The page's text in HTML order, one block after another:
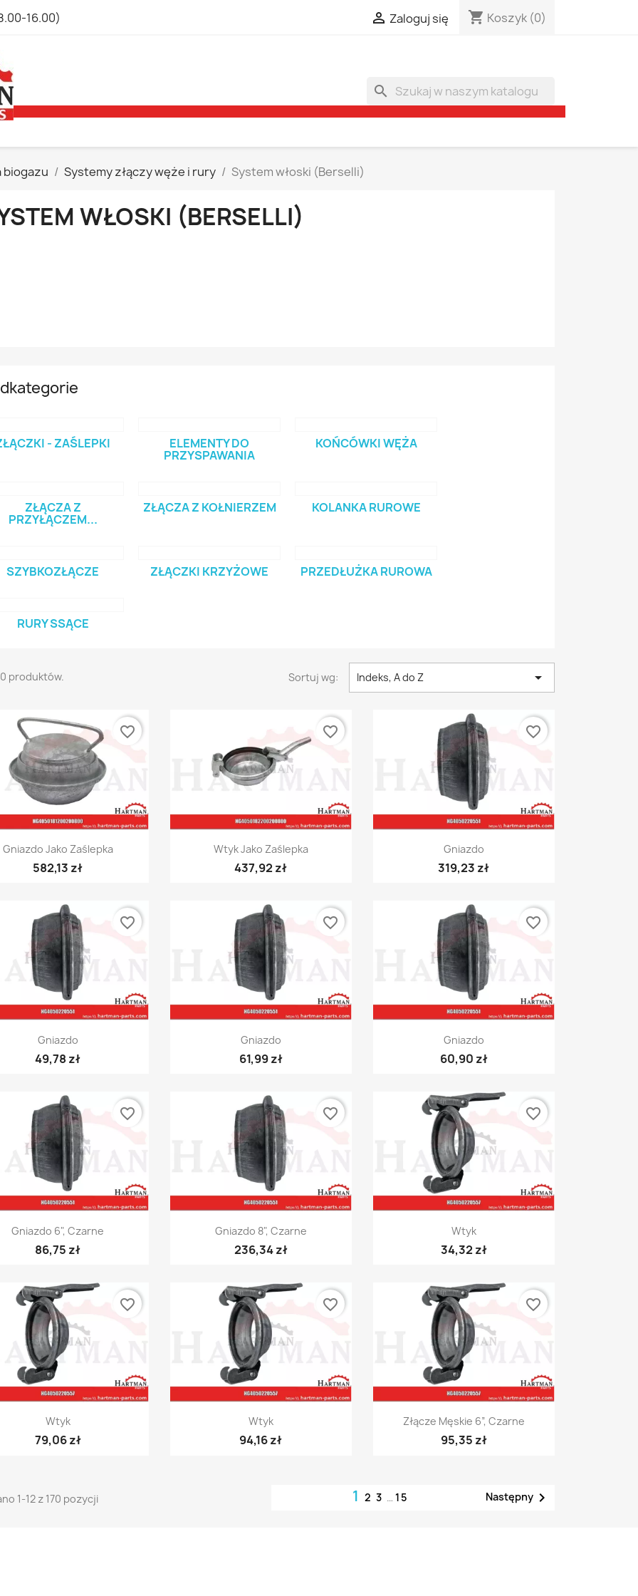
16.00)  Zaloguj się shopping_cart Koszyk (0)
search
biogazu Systemy złączy węże i rury System włoski (Berselli)
WŁOSKI (BERSELLI)
- ZAŚLEPKI ELEMENTY DO
PRZYSPAWANIA
KOŃCÓWKI WĘŻA
ZŁĄCZA Z
PRZYŁĄCZEM...
ZŁĄCZA Z KOŁNIERZEM KOLANKA RUROWE
SZYBKOZŁĄCZE ZŁĄCZKI KRZYŻOWE PRZEDŁUŻKA RUROWA
RURY SSĄCE
produktów. Sortuj wg: Indeks, A do Z 
Szybki podgląd
Gniazdo Jako Zaślepka
582,13 zł
favorite_border
Szybki podgląd
Wtyk Jako Zaślepka
437,92 zł
favorite_border
Szybki podgląd
Gniazdo
319,23 zł
favorite_border
Szybki podgląd
Gniazdo
49,78 zł
favorite_border
Szybki podgląd
Gniazdo
61,99 zł
favorite_border
Szybki podgląd
Gniazdo
60,90 zł
favorite_border
Szybki podgląd
Gniazdo 6", Czarne
86,75 zł
favorite_border
Szybki podgląd
Gniazdo 8", Czarne
236,34 zł
favorite_border
Szybki podgląd
Wtyk
34,32 zł
favorite_border
Szybki podgląd
Wtyk
79,06 zł
favorite_border
Szybki podgląd
Wtyk
94,16 zł
favorite_border
Szybki podgląd
Złącze Męskie 6”, Czarne
95,35 zł
favorite_border
1-12 z 170 pozycji 123 … 15 Następny